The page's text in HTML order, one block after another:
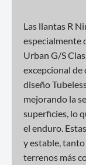
Las llantas R
especialmente
Urban G/S
excepcional de
diseño
mejorando la
superficies, lo
el enduro.
y estable,
terrenos más